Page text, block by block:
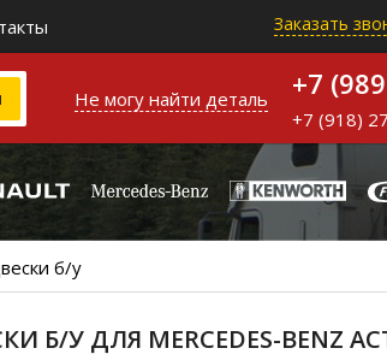
Заказать
Не могу найти деталь +7
+7 (918)
б/у
ДЛЯ MERCEDES-BENZ